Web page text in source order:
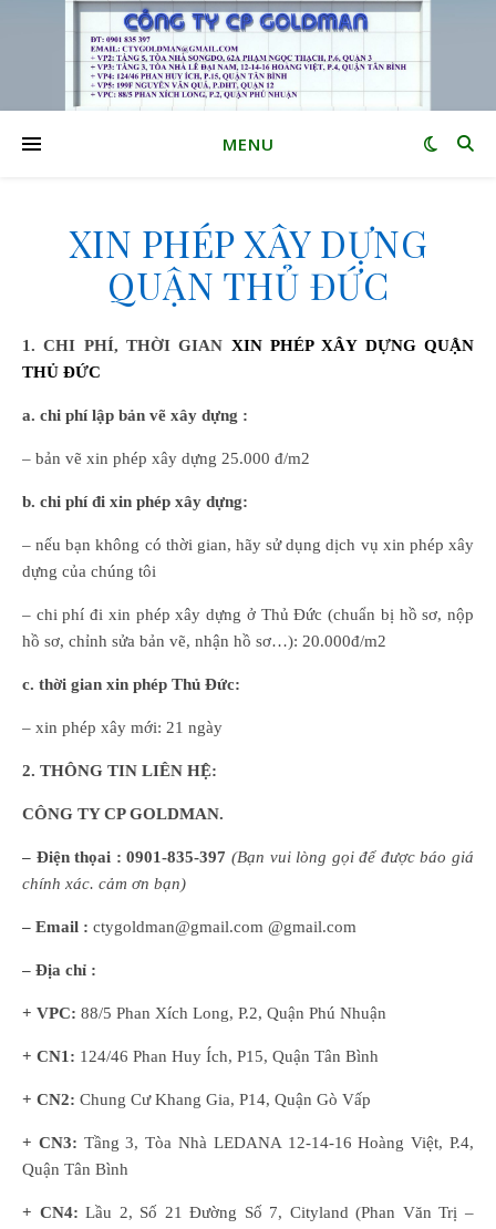
MENU
XIN PHÉP XÂY DỰNG
QUẬN THỦ ĐỨC
1. CHI PHÍ, THỜI GIAN XIN PHÉP XÂY DỰNG QUẬN
THỦ ĐỨC
a. chi phí lập bản vẽ xây dựng :
– bản vẽ xin phép xây dựng 25.000 đ/m2
b. chi phí đi xin phép xây dựng:
– nếu bạn không có thời gian, hãy sử dụng dịch vụ xin phép xây
dựng của chúng tôi
– chi phí đi xin phép xây dựng ở Thủ Đức (chuẩn bị hồ sơ, nộp
hồ sơ, chỉnh sửa bản vẽ, nhận hồ sơ…): 20.000đ/m2
c. thời gian xin phép Thủ Đức:
– xin phép xây mới: 21 ngày
2. THÔNG TIN LIÊN HỆ:
CÔNG TY CP GOLDMAN.
– Điện thọai : 0901-835-397 (Bạn vui lòng gọi để được báo giá
chính xác. cảm ơn bạn)
– Email : ctygoldman@gmail.com @gmail.com
– Địa chỉ :
+ VPC: 88/5 Phan Xích Long, P.2, Quận Phú Nhuận
+ CN1: 124/46 Phan Huy Ích, P15, Quận Tân Bình
+ CN2: Chung Cư Khang Gia, P14, Quận Gò Vấp
+ CN3: Tầng 3, Tòa Nhà LEDANA 12-14-16 Hoàng Việt, P.4,
Quận Tân Bình
+ CN4:Lầu 2, Số 21 Đường Số 7, Cityland (Phan Văn Trị –